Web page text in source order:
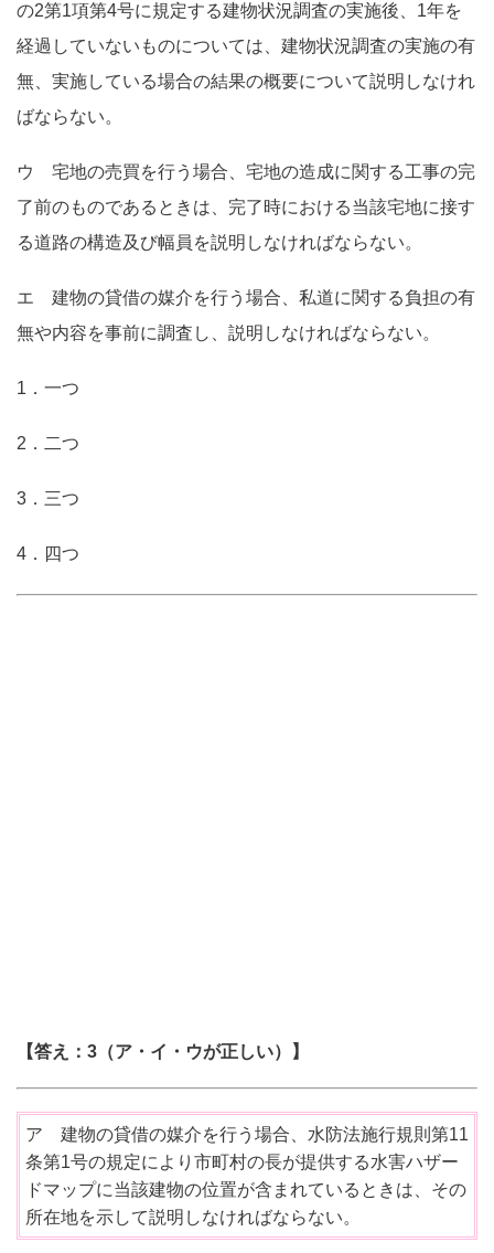
の2第1項第4号に規定する建物状況調査の実施後、1年を
経過していないものについては、建物状況調査の実施の有
無、実施している場合の結果の概要について説明しなけれ
ばならない。
ウ 宅地の売買を行う場合、宅地の造成に関する工事の完
了前のものであるときは、完了時における当該宅地に接す
る道路の構造及び幅員を説明しなければならない。
エ 建物の貸借の媒介を行う場合、私道に関する負担の有
無や内容を事前に調査し、説明しなければならない。
1．一つ
2．二つ
3．三つ
4．四つ
【答え：3（ア・イ・ウが正しい）】
ア 建物の貸借の媒介を行う場合、水防法施行規則第11
条第1号の規定により市町村の長が提供する水害ハザー
ドマップに当該建物の位置が含まれているときは、その
所在地を示して説明しなければならない。